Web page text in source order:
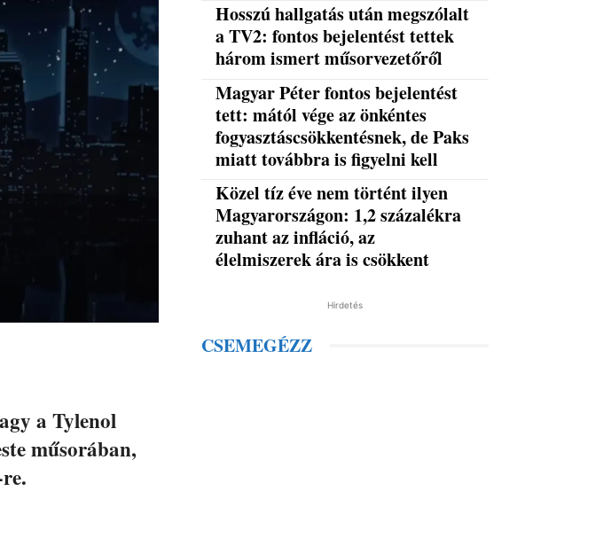
a Tylenol
műsorában,
Hosszú hallgatás után megszólalt
a TV2: fontos bejelentést tettek
három ismert műsorvezetőről
Magyar Péter fontos bejelentést
tett: mától vége az önkéntes
fogyasztáscsökkentésnek, de Paks
miatt továbbra is figyelni kell
Közel tíz éve nem történt ilyen
Magyarországon: 1,2 százalékra
zuhant az infláció, az
élelmiszerek ára is csökkent
Hirdetés
CSEMEGÉZZ